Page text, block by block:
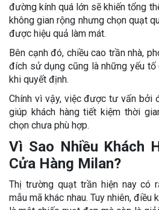
đường kính quá lớn sẽ khiến tổng
không gian rộng nhưng chọn quạt
được hiệu quả làm mát.
Bên cạnh đó, chiều cao trần nhà,
đích sử dụng cũng là những yếu
khi quyết định.
Chính vì vậy, việc được tư vấn bởi
giúp khách hàng tiết kiệm thời
chọn chưa phù hợp.
Vì Sao Nhiều Khách
Cửa Hàng Milan?
Thị trường quạt trần hiện nay có
mẫu mã khác nhau. Tuy nhiên, điều